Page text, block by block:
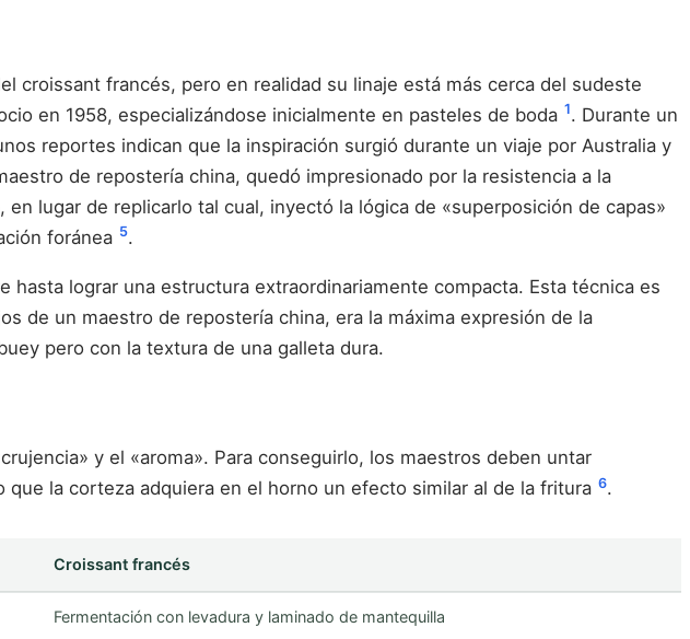
croissant francés, pero en realidad su linaje está más cerca del sudeste
en 1958, especializándose inicialmente en pasteles de boda 1. Durante un
reportes indican que la inspiración surgió durante un viaje por Australia y
de repostería china, quedó impresionado por la resistencia a la
lugar de replicarlo tal cual, inyectó la lógica de «superposición de capas»
foránea 5.
lograr una estructura extraordinariamente compacta. Esta técnica es
de un maestro de repostería china, era la máxima expresión de la
pero con la textura de una galleta dura.
y el «aroma». Para conseguirlo, los maestros deben untar
la corteza adquiera en el horno un efecto similar al de la fritura 6.
Croissant francés
Fermentación con levadura y laminado de mantequilla